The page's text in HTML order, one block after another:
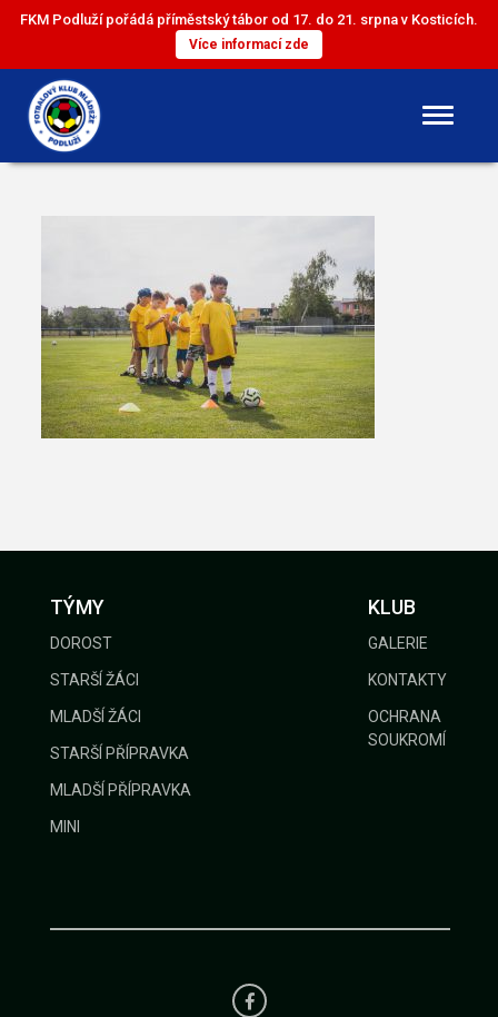
FKM Podluží pořádá příměstský tábor od 17. do 21. srpna v Kosticích.
Více informací zde
ML. ŽÁCI
ST. PŘÍPRAVKA
ML. PŘÍPRAVKA
TÝMY
DOROST
STARŠÍ ŽÁCI
MLADŠÍ ŽÁCI
STARŠÍ PŘÍPRAVKA
MLADŠÍ PŘÍPRAVKA
MINI
KLUB
GALERIE
KONTAKTY
OCHRANA
SOUKROMÍ